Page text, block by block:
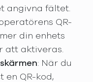
angivna fältet.
QR-
din enhets
att aktiveras.
: När du
en QR-kod,